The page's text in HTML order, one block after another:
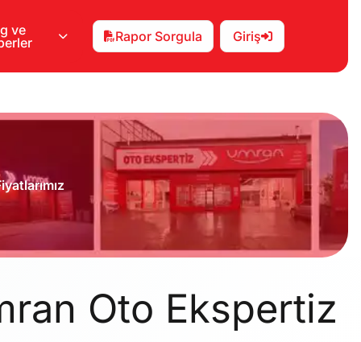
ve
Rapor Sorgula Giriş
Oto Ekspertiz